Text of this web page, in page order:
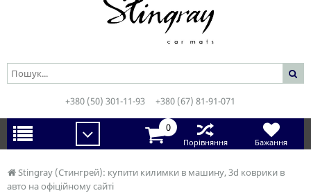
Stingray (Стингрей): купити килимки в машину, 3d коврики в
авто на офіційному сайті
+380 (50) 301-11-93 +380 (67) 81-91-071
0
Порівняння Бажання